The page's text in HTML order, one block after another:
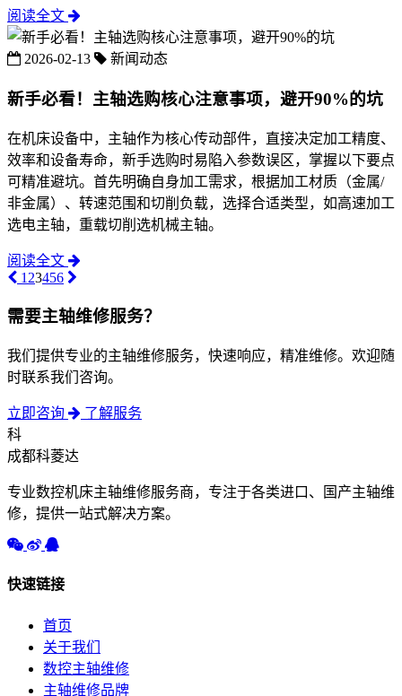
阅读全文
2026-02-13 新闻动态
新手必看！主轴选购核心注意事项，避开90%的坑
在机床设备中，主轴作为核心传动部件，直接决定加工精度、
效率和设备寿命，新手选购时易陷入参数误区，掌握以下要点
可精准避坑。首先明确自身加工需求，根据加工材质（金属/
非金属）、转速范围和切削负载，选择合适类型，如高速加工
选电主轴，重载切削选机械主轴。
阅读全文
1 23456
需要主轴维修服务？
我们提供专业的主轴维修服务，快速响应，精准维修。欢迎随
时联系我们咨询。
立即咨询
了解服务
科
成都科菱达
专业数控机床主轴维修服务商，专注于各类进口、国产主轴维
修，提供一站式解决方案。
快速链接
首页
关于我们
数控主轴维修
主轴维修品牌